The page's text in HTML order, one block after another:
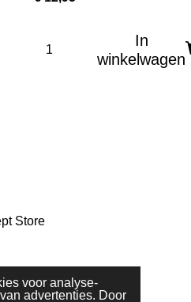
voor analyse-
advertenties. Door
In
winkelwagen
Store